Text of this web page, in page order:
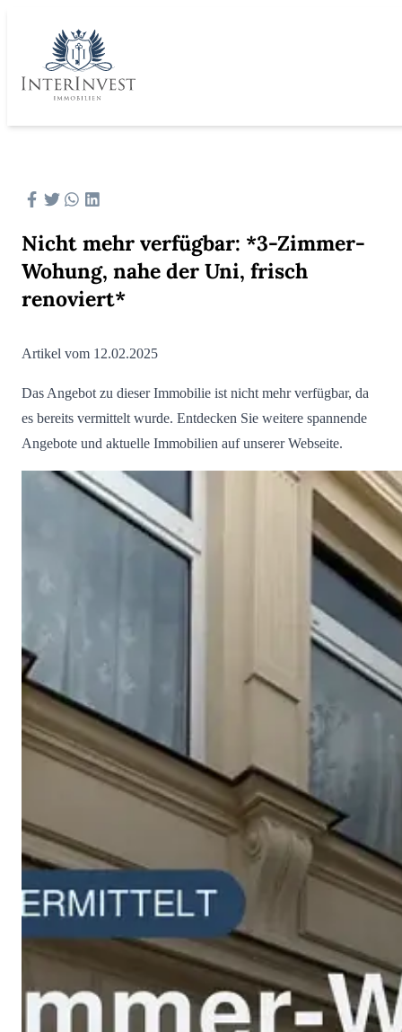
Nicht mehr verfügbar: *3-Zimmer-
Wohung, nahe der Uni, frisch
renoviert*
Artikel vom 12.02.2025
Das Angebot zu dieser Immobilie ist nicht mehr verfügbar, da
es bereits vermittelt wurde. Entdecken Sie weitere spannende
Angebote und aktuelle Immobilien auf unserer Webseite.